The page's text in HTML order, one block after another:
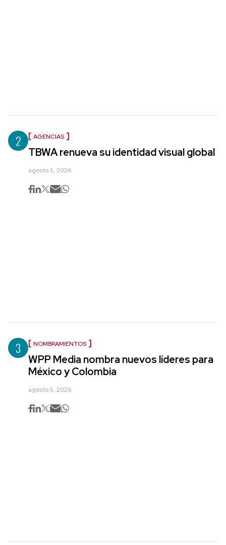
2 AGENCIAS
TBWA renueva su identidad visual global
agosto 5, 2026
3 NOMBRAMIENTOS
WPP Media nombra nuevos líderes para
México y Colombia
agosto 5, 2026